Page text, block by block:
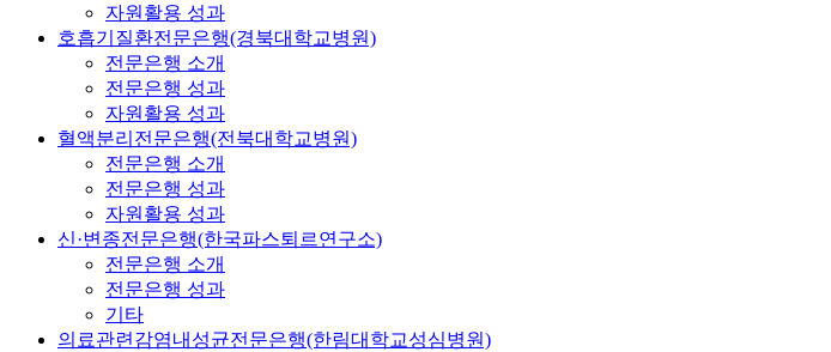
자원활용 성과
호흡기질환전문은행(경북대학교병원)
전문은행 소개
전문은행 성과
자원활용 성과
혈액분리전문은행(전북대학교병원)
전문은행 소개
전문은행 성과
자원활용 성과
신·변종전문은행(한국파스퇴르연구소)
전문은행 소개
전문은행 성과
기타
의료관련감염내성균전문은행(한림대학교성심병원)